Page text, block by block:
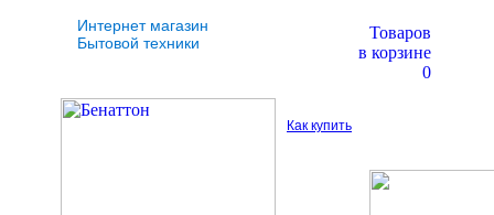
Интернет магазин
Бытовой техники
Товаров
в корзине
0
Как купить